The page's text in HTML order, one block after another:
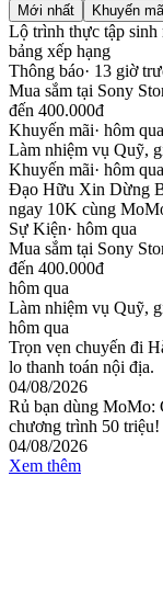
Mới nhất Khuyến
Lộ trình thực tập sinh
bảng xếp hạng
Thông báo· 13 giờ
Mua sắm tại Sony
đến 400.000đ
Khuyến mãi· hôm qua
Làm nhiệm vụ Quỹ,
Khuyến mãi· hôm qua
Đạo Hữu Xin Dừng
ngay 10K cùng
Sự Kiện· hôm qua
Mua sắm tại Sony
đến 400.000đ
hôm qua
Làm nhiệm vụ Quỹ,
hôm qua
Trọn vẹn chuyến đi
lo thanh toán nội địa.
04/08/2026
Rủ bạn dùng MoMo:
chương trình 50 triệu!
04/08/2026
Xem thêm